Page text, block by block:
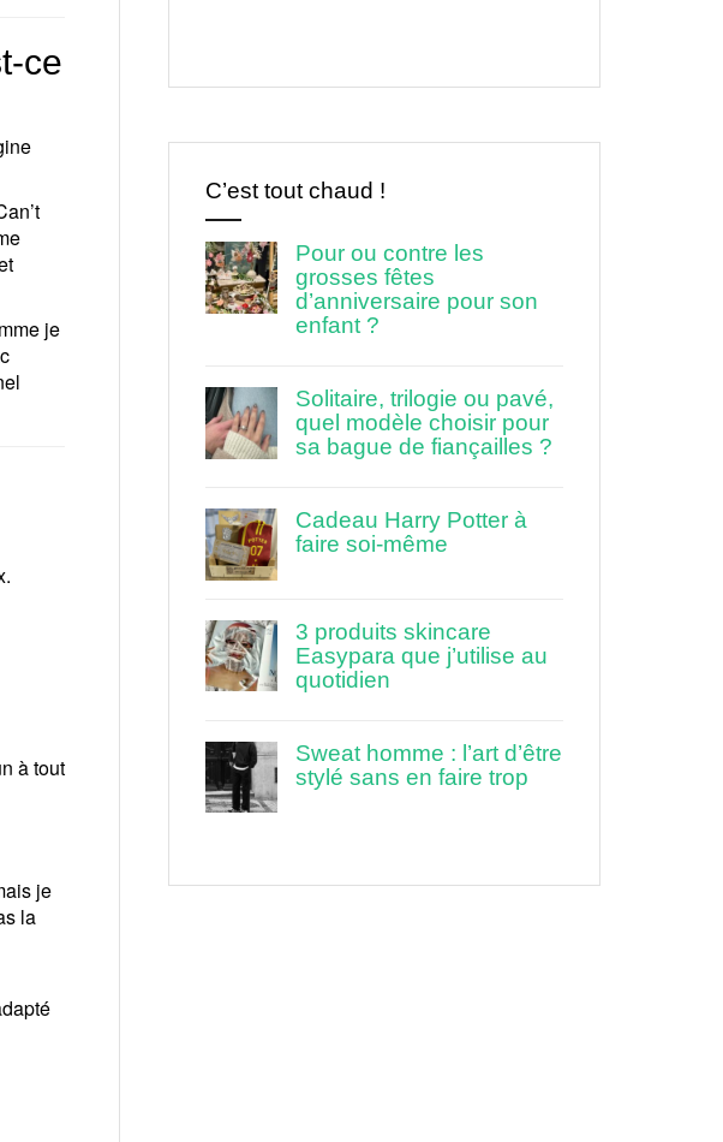
ce
je
à tout
je
la
C’est tout chaud !
Pour ou contre les
grosses fêtes
d’anniversaire pour son
enfant ?
Solitaire, trilogie ou pavé,
quel modèle choisir pour
sa bague de fiançailles ?
Cadeau Harry Potter à
faire soi-même
3 produits skincare
Easypara que j’utilise au
quotidien
Sweat homme : l’art d’être
stylé sans en faire trop